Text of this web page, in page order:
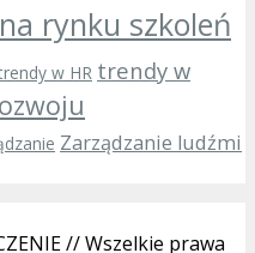
rynku szkoleń
w HR trendy w
Zarządzanie ludźmi
// Wszelkie prawa